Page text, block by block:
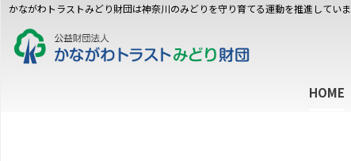
かながわトラストみどり財団は神奈川のみどりを守り育てる運動を推進してい
HOME